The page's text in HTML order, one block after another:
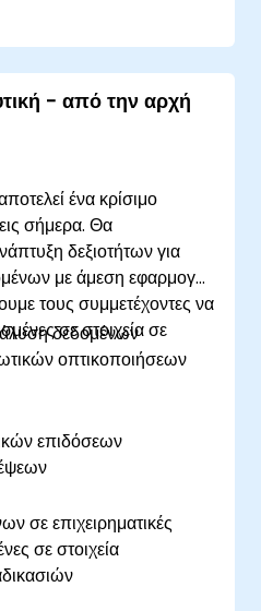
(άνοιγμα φύλλου
κελιού κ.λπ.) μέσω
- από την αρχή
ένα κρίσιμο
σήμερα. Θα
δεξιοτήτων για
με άμεση εφαρμογή.
τους συμμετέχοντες να
σε στοιχεία σε
δεδομένων
οπτικοποιήσεων
επιδόσεων
σε επιχειρηματικές
σε στοιχεία